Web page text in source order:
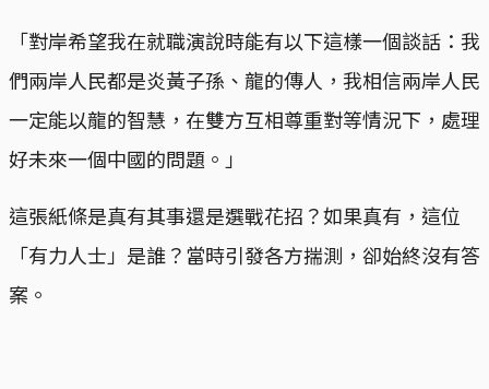
「對岸希望我在就職演說時能有以下這樣一個談話：我
們兩岸人民都是炎黃子孫、龍的傳人，我相信兩岸人民
一定能以龍的智慧，在雙方互相尊重對等情況下，處理
好未來一個中國的問題。」
這張紙條是真有其事還是選戰花招？如果真有，這位
「有力人士」是誰？當時引發各方揣測，卻始終沒有答
案。